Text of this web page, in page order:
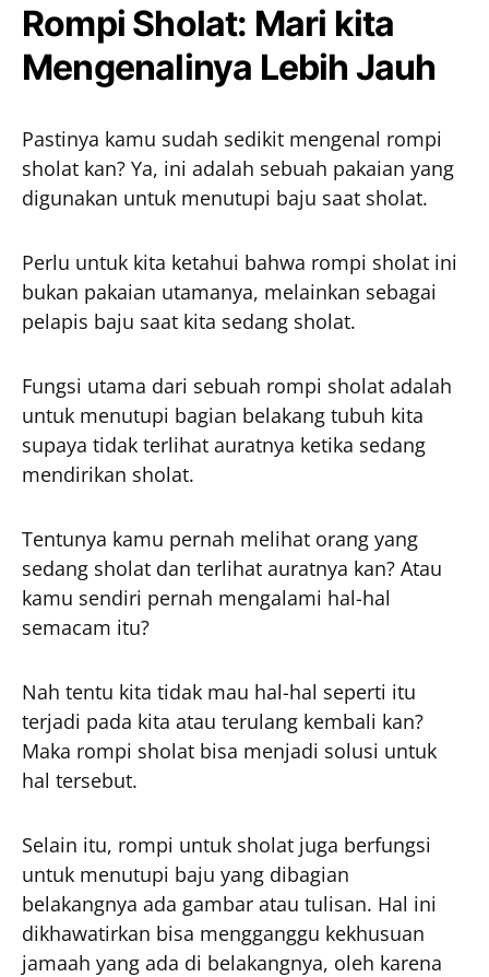
Rompi Sholat: Mari kita
Mengenalinya Lebih Jauh
Pastinya kamu sudah sedikit mengenal rompi
sholat kan? Ya, ini adalah sebuah pakaian yang
digunakan untuk menutupi baju saat sholat.
Perlu untuk kita ketahui bahwa rompi sholat ini
bukan pakaian utamanya, melainkan sebagai
pelapis baju saat kita sedang sholat.
Fungsi utama dari sebuah rompi sholat adalah
untuk menutupi bagian belakang tubuh kita
supaya tidak terlihat auratnya ketika sedang
mendirikan sholat.
Tentunya kamu pernah melihat orang yang
sedang sholat dan terlihat auratnya kan? Atau
kamu sendiri pernah mengalami hal-hal
semacam itu?
Nah tentu kita tidak mau hal-hal seperti itu
terjadi pada kita atau terulang kembali kan?
Maka rompi sholat bisa menjadi solusi untuk
hal tersebut.
Selain itu, rompi untuk sholat juga berfungsi
untuk menutupi baju yang dibagian
belakangnya ada gambar atau tulisan. Hal ini
dikhawatirkan bisa mengganggu kekhusuan
jamaah yang ada di belakangnya, oleh karena